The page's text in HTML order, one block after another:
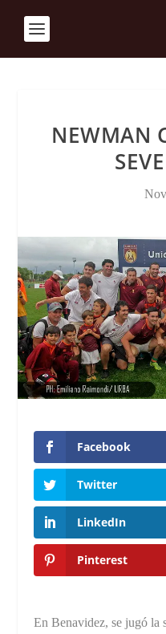
NEWMAN
Facebook
Twitter
LinkedIn
Pinterest
En Benavidez, se jugó la